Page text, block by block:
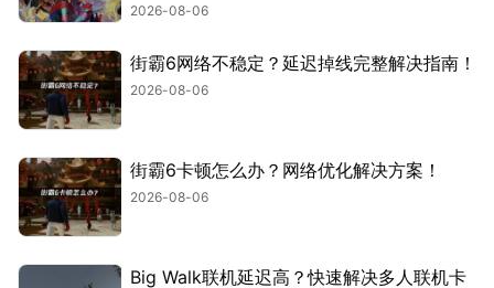
2026-08-06
街霸6网络不稳定？延迟掉线完整解决指南！
2026-08-06
街霸6卡顿怎么办？网络优化解决方案！
2026-08-06
Big Walk联机延迟高？快速解决多人联机卡